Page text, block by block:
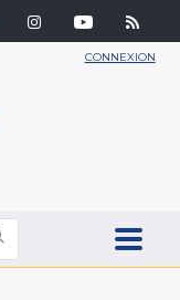
CONNEXION